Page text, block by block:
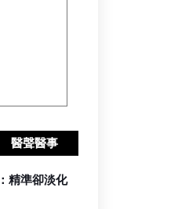
醫聲醫事
精準卻淡化